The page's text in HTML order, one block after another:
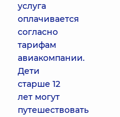
услуга
оплачивается
согласно
тарифам
авиакомпании.
Дети
старше 12
лет могут
путешествовать